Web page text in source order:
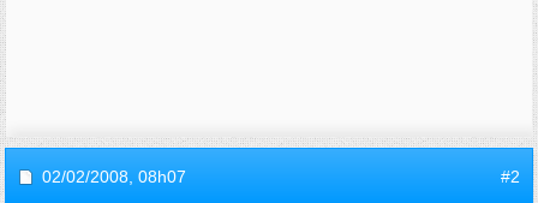
02/02/2008, 08h07 #2